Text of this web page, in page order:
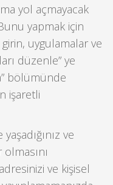
yol açmayacak
yapmak için
girin, uygulamalar ve
düzenle” ye
bölümünde
işaretli
ve
ve kişisel